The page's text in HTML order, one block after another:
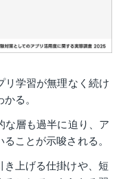
リ学習が無理なく続け
る。
な層も過半に迫り、ア
ことが示唆される。
き上げる仕掛けや、短